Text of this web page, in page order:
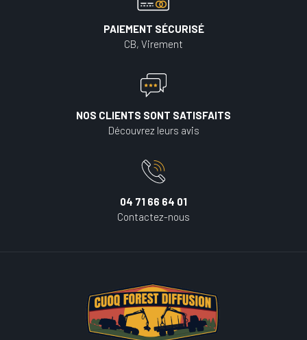
PAIEMENT SÉCURISÉ
CB, Virement
NOS CLIENTS SONT SATISFAITS
Découvrez leurs avis
04 71 66 64 01
Contactez-nous